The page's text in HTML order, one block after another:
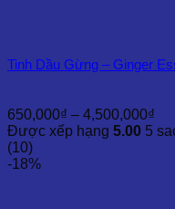
Tinh Dầu Gừng – Ginger
650,000₫ – 4,500,000₫
Được xếp hạng 5.00 5
(10)
-18%